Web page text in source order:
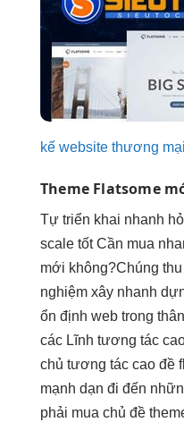
kế website thương
Theme Flatsome
Tự triển khai nhanh
scale tốtCần mua
mới không?Chúng
nghiệm xây nhanh
ổn định web trong
các Lĩnh tương tác
chủ tương tác cao đề
mạnh dạn đi đến
phải mua chủ đề